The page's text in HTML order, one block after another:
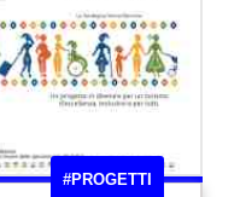
#PROGETTI